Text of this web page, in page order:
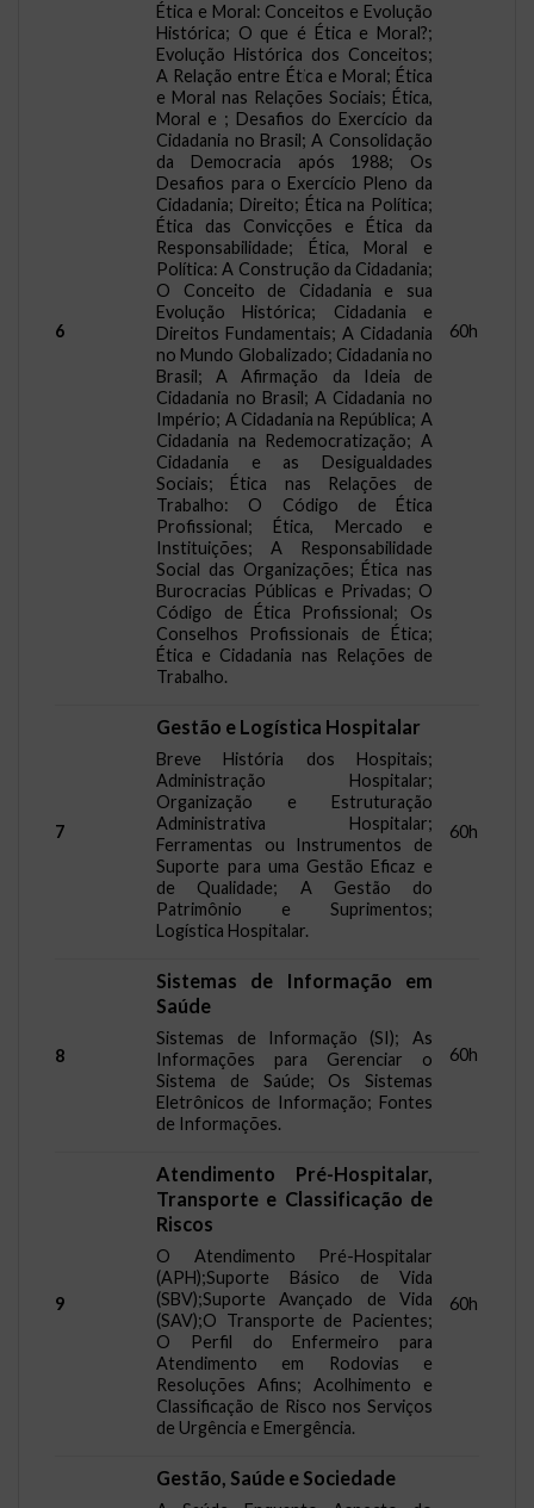
6
Ética e Moral: Conceitos e Evolução
Histórica; O que é Ética e Moral?;
Evolução Histórica dos Conceitos;
A Relação entre Ética e Moral; Ética
e Moral nas Relações Sociais; Ética,
Moral e ; Desafios do Exercício da
Cidadania no Brasil; A Consolidação
da Democracia após 1988; Os
Desafios para o Exercício Pleno da
Cidadania; Direito; Ética na Política;
Ética das Convicções e Ética da
Responsabilidade; Ética, Moral e
Política: A Construção da Cidadania;
O Conceito de Cidadania e sua
Evolução Histórica; Cidadania e
Direitos Fundamentais; A Cidadania
no Mundo Globalizado; Cidadania no
Brasil; A Afirmação da Ideia de
Cidadania no Brasil; A Cidadania no
Império; A Cidadania na República; A
Cidadania na Redemocratização; A
Cidadania e as Desigualdades
Sociais; Ética nas Relações de
Trabalho: O Código de Ética
Profissional; Ética, Mercado e
Instituições; A Responsabilidade
Social das Organizações; Ética nas
Burocracias Públicas e Privadas; O
Código de Ética Profissional; Os
Conselhos Profissionais de Ética;
Ética e Cidadania nas Relações de
Trabalho.
60h
7
Gestão e Logística Hospitalar
Breve História dos Hospitais;
Administração Hospitalar;
Organização e Estruturação
Administrativa Hospitalar;
Ferramentas ou Instrumentos de
Suporte para uma Gestão Eficaz e
de Qualidade; A Gestão do
Patrimônio e Suprimentos;
Logística Hospitalar.
60h
8
Sistemas de Informação em
Saúde
Sistemas de Informação (SI); As
Informações para Gerenciar o
Sistema de Saúde; Os Sistemas
Eletrônicos de Informação; Fontes
de Informações.
60h
9
Atendimento Pré-Hospitalar,
Transporte e Classificação de
Riscos
O Atendimento Pré-Hospitalar
(APH);Suporte Básico de Vida
(SBV);Suporte Avançado de Vida
(SAV);O Transporte de Pacientes;
O Perfil do Enfermeiro para
Atendimento em Rodovias e
Resoluções Afins; Acolhimento e
Classificação de Risco nos Serviços
de Urgência e Emergência.
60h
Gestão, Saúde e Sociedade